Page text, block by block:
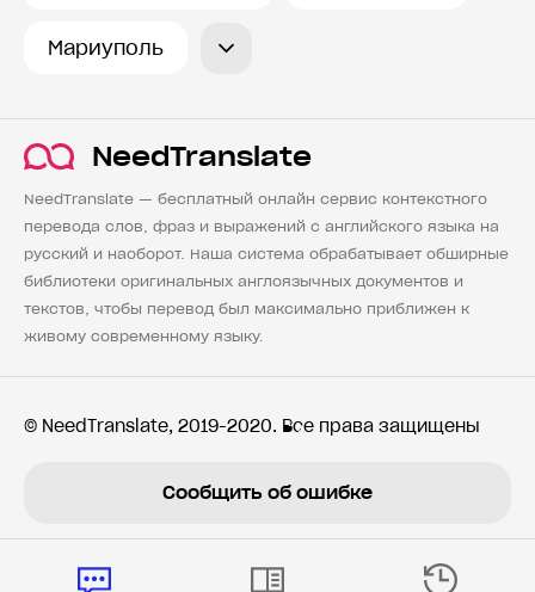
Мариуполь
NeedTranslate
NeedTranslate — бесплатный онлайн сервис контекстного
перевода слов, фраз и выражений с английского языка на
русский и наоборот. Наша система обрабатывает обширные
библиотеки оригинальных англоязычных документов и
текстов, чтобы перевод был максимально приближен к
живому современному языку.
© NeedTranslate, 2019-2020. Все права защищены
Сообщить об ошибке